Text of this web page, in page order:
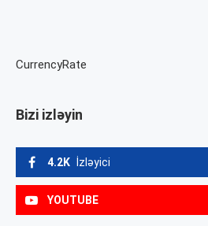
CurrencyRate
Bizi izləyin
4.2K İzləyici
YOUTUBE